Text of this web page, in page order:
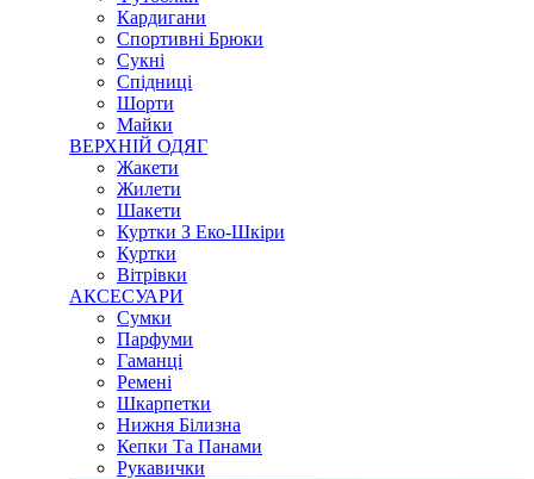
Кардигани
Спортивні Брюки
Сукні
Спідниці
Шорти
Майки
ВЕРХНІЙ ОДЯГ
Жакети
Жилети
Шакети
Куртки З Еко-Шкіри
Куртки
Вітрівки
АКСЕСУАРИ
Сумки
Парфуми
Гаманці
Ремені
Шкарпетки
Нижня Білизна
Кепки Та Панами
Рукавички